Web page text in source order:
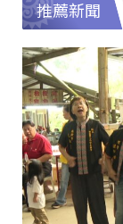
推薦新聞